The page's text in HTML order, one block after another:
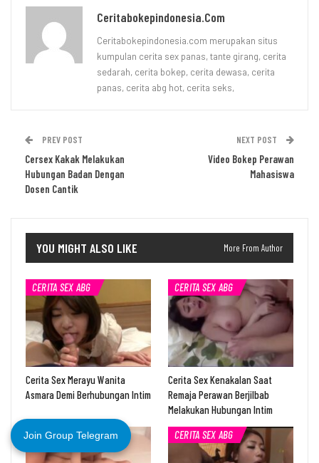
Ceritabokepindonesia.com
Ceritabokepindonesia.com merupakan situs
kumpulan cerita sex panas, tante girang, cerita
sedarah, cerita bokep, cerita dewasa, cerita
panas, cerita abg hot, cerita seks,
PREV POST
Cersex Kakak Melakukan
Hubungan Badan Dengan
Dosen Cantik
NEXT POST
Video Bokep Perawan
Mahasiswa
YOU MIGHT ALSO LIKE More From Author
CERITA SEX ABG
Cerita Sex Merayu Wanita
Asmara Demi Berhubungan Intim
CERITA SEX ABG
Cerita Sex Kenakalan Saat
Remaja Perawan Berjilbab
Melakukan Hubungan Intim
CERITA SEX ABG
CERITA SEX ABG
Join Group Telegram